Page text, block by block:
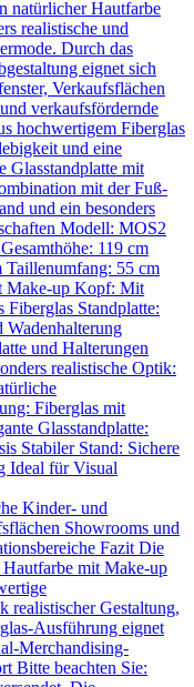
natürlicher Hautfarbe
realistische und
Durch das
eignet sich
Verkaufsflächen
verkaufsfördernde
hochwertigem Fiberglas
und eine
Glasstandplatte mit
mit der Fuß-
und ein besonders
Modell: MOS2
119 cm
Taillenumfang: 55 cm
Make-up Kopf: Mit
Standplatte:
und Halterungen
realistische Optik:
Fiberglas mit
Glasstandplatte:
Stabiler Stand: Sichere
Ideal für Visual
Kinder- und
Showrooms und
Fazit Die
mit Make-up
realistischer Gestaltung,
Ausführung eignet
Merchandising-
Bitte beachten Sie: